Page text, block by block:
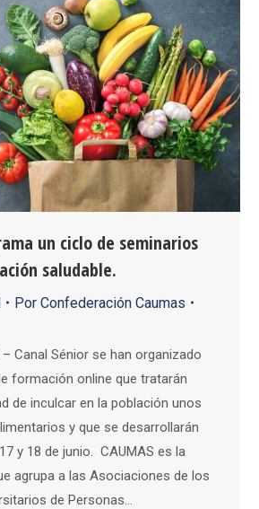
un ciclo de seminarios
saludable.
Por Confederación Caumas
– Canal Sénior se han organizado
formación online que tratarán
de inculcar en la población unos
y que se desarrollarán
y 18 de junio. CAUMAS es la
agrupa a las Asociaciones de los
de Personas…